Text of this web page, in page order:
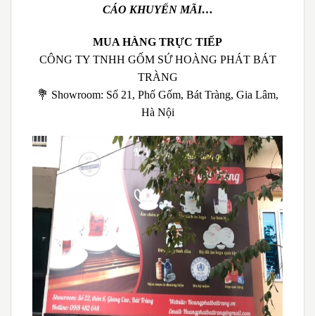
CÁO KHUYẾN MÃI…
MUA HÀNG TRỰC TIẾP
CÔNG TY TNHH GỐM SỨ HOÀNG PHÁT BÁT
TRÀNG
💐 Showroom: Số 21, Phố Gốm, Bát Tràng, Gia Lâm,
Hà Nội